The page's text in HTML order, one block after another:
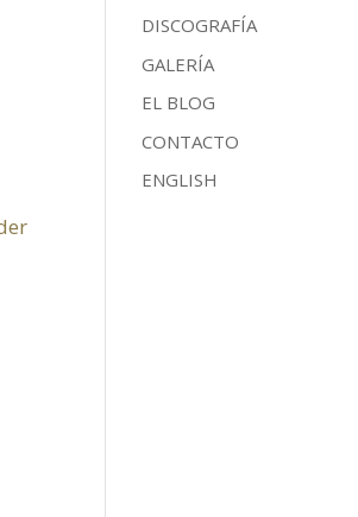
DISCOGRAFÍA
GALERÍA
EL BLOG
CONTACTO
ENGLISH